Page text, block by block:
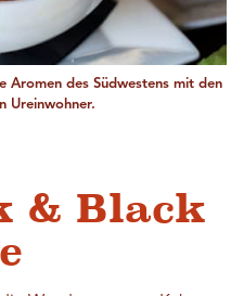
Aromen des Südwestens mit den
Ureinwohner.
& Black